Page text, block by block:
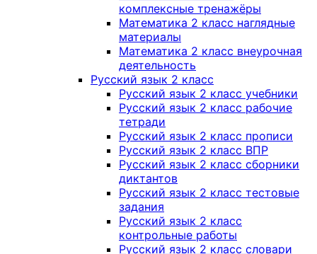
комплексные тренажёры
Математика 2 класс наглядные
материалы
Математика 2 класс внеурочная
деятельность
Русский язык 2 класс
Русский язык 2 класс учебники
Русский язык 2 класс рабочие
тетради
Русский язык 2 класс прописи
Русский язык 2 класс ВПР
Русский язык 2 класс сборники
диктантов
Русский язык 2 класс тестовые
задания
Русский язык 2 класс
контрольные работы
Русский язык 2 класс словари